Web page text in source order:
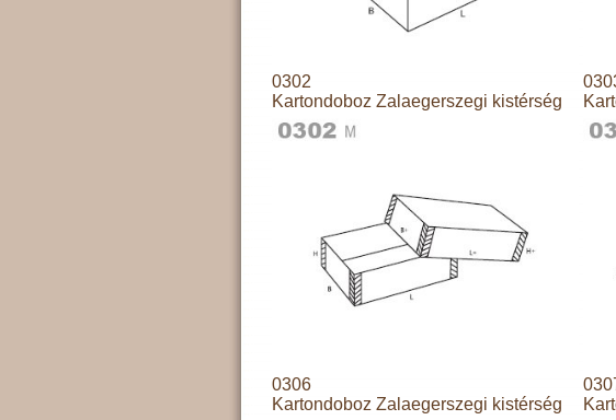
0302
Kartondoboz Zalaegerszegi kistérség
0306
Kartondoboz Zalaegerszegi kistérség